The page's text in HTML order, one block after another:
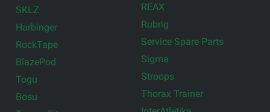
SKLZ
Harbinger
RockTape
BlazePod
Togu
Bosu
REAX
Rubrig
Service Spare Parts
Sigma
Stroops
Thorax Trainer